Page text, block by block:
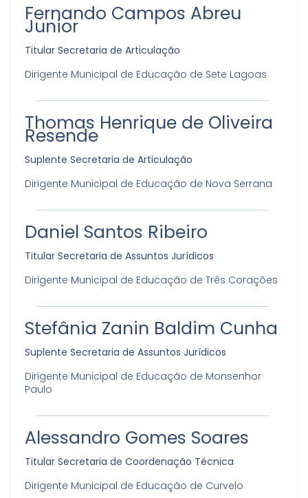
Fernando Campos Abreu
Junior
Titular Secretaria de Articulação
Dirigente Municipal de Educação de Sete Lagoas
Thomas Henrique de Oliveira
Resende
Suplente Secretaria de Articulação
Dirigente Municipal de Educação de Nova Serrana
Daniel Santos Ribeiro
Titular Secretaria de Assuntos Jurídicos
Dirigente Municipal de Educação de Três Corações
Stefânia Zanin Baldim Cunha
Suplente Secretaria de Assuntos Jurídicos
Dirigente Municipal de Educação de Monsenhor
Paulo
Alessandro Gomes Soares
Titular Secretaria de Coordenação Técnica
Dirigente Municipal de Educação de Curvelo